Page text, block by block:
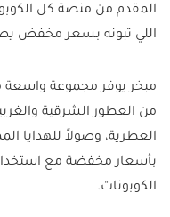
المقدم من منصة كل
اللي تبونه بسعر مخفض يصل لـ
مبخر يوفر مجموعة واسعة
من العطور الشرقية
العطرية، وصولاً للهدايا
الكوبونات.